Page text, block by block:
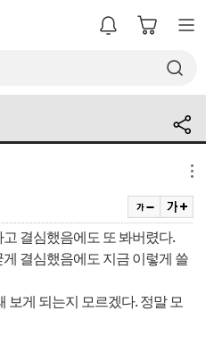
결심했음에도 또 봐버렸다.
결심했음에도 지금 이렇게 쓸
보게 되는지 모르겠다. 정말 모